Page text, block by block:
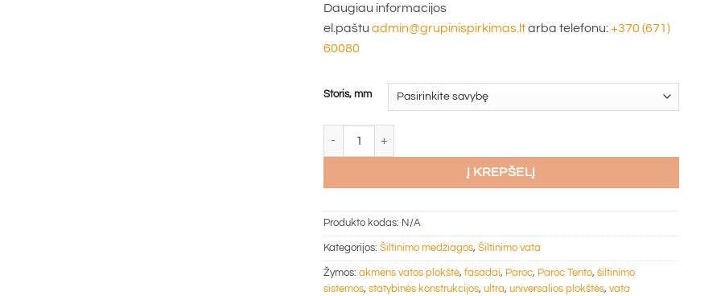
Daugiau informacijos
el.paštu admin@grupinispirkimas.ltarba telefonu:+370 (671)
60080
Storis, mm
Į KREPŠELĮ
Produkto kodas: N/A
Kategorijos: Šiltinimo medžiagos, Šiltinimo vata
Žymos: akmens vatos plokštė, fasadai, Paroc, Paroc Tento, šiltinimo
sistemos, statybinės konstrukcijos, ultra, universalios plokštės, vata